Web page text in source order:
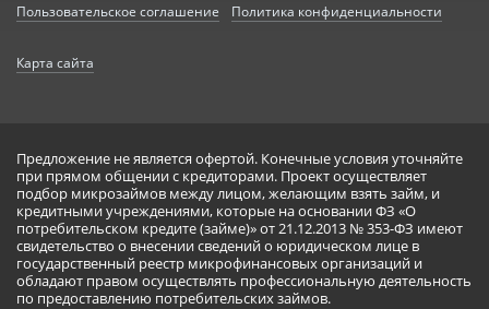
Пользовательское соглашение Политика конфиденциальности
Карта сайта
Предложение не является офертой. Конечные условия уточняйте
при прямом общении с кредиторами. Проект осуществляет
подбор микрозаймов между лицом, желающим взять займ, и
кредитными учреждениями, которые на основании ФЗ «О
потребительском кредите (займе)» от 21.12.2013 № 353-ФЗ имеют
свидетельство о внесении сведений о юридическом лице в
государственный реестр микрофинансовых организаций и
обладают правом осуществлять профессиональную деятельность
по предоставлению потребительских займов.